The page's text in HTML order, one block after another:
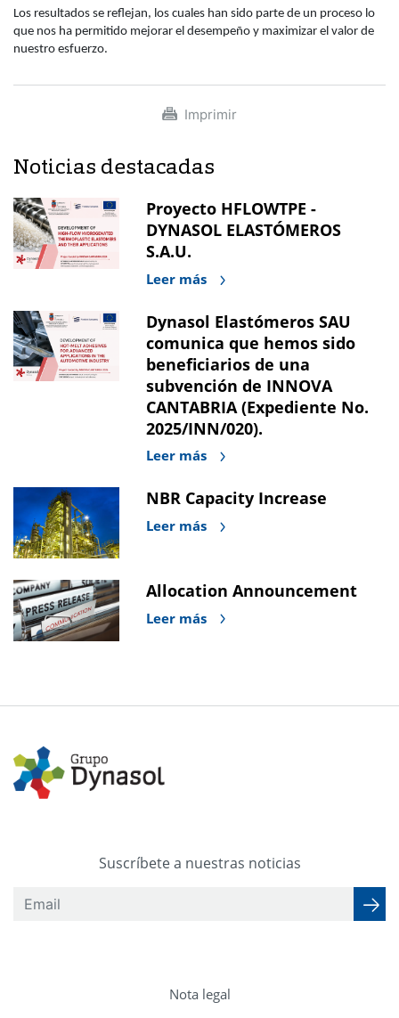
Los resultados se reflejan, los cuales han sido parte de un proceso lo
que nos ha permitido mejorar el desempeño y maximizar el valor de
nuestro esfuerzo.
Imprimir
Noticias destacadas
Proyecto HFLOWTPE -
DYNASOL ELASTÓMEROS
S.A.U.
Leer más
Dynasol Elastómeros SAU
comunica que hemos sido
beneficiarios de una
subvención de INNOVA
CANTABRIA (Expediente No.
2025/INN/020).
Leer más
NBR Capacity Increase
Leer más
Allocation Announcement
Leer más
Suscríbete a nuestras noticias
Nota legal